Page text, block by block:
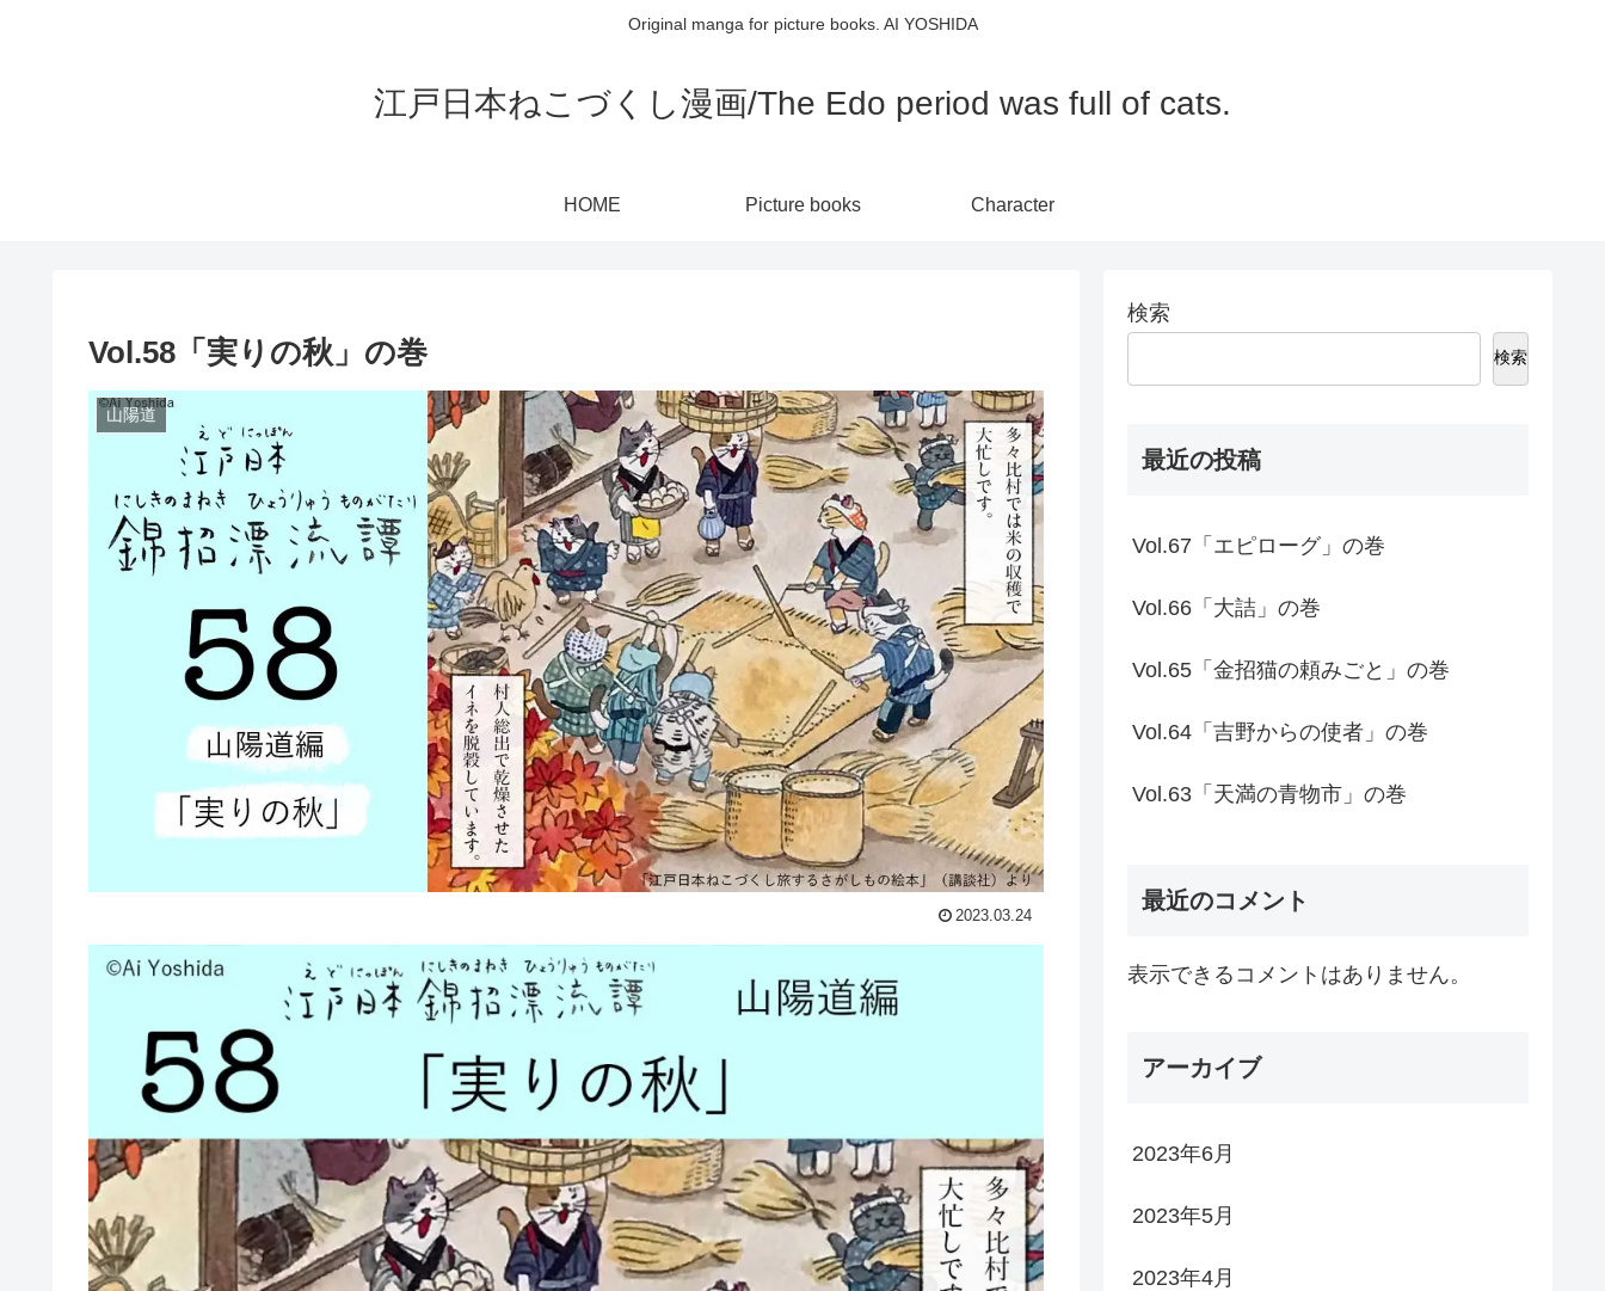
Original manga for picture books. AI YOSHIDA
江戸日本ねこづくし漫画/The Edo period was full of cats.
HOME Picture books Character
Vol.58「実りの秋」の巻
山陽道
2023.03.24
検索
検索
最近の投稿
Vol.67「エピローグ」の巻
Vol.66「大詰」の巻
Vol.65「金招猫の頼みごと」の巻
Vol.64「吉野からの使者」の巻
Vol.63「天満の青物市」の巻
最近のコメント
表示できるコメントはありません。
アーカイブ
2023年6月
2023年5月
2023年4月